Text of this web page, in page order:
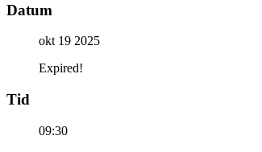
Datum
okt 19 2025
Expired!
Tid
09:30